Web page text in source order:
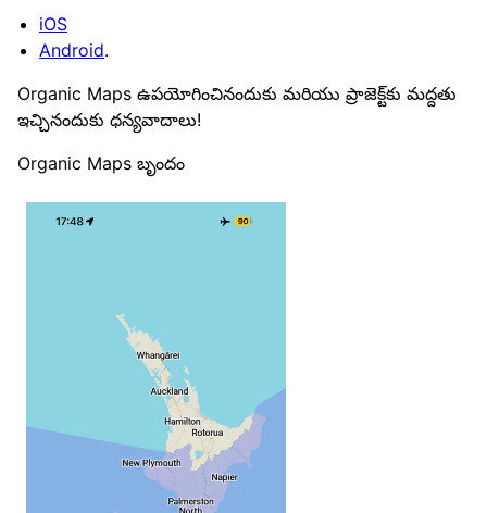
iOS
Android.
Organic Maps ఉపయోగించినందుకు మరియు ప్రాజెక్ట్‌కు మద్దతు
ఇచ్చినందుకు ధన్యవాదాలు!
Organic Maps బృందం